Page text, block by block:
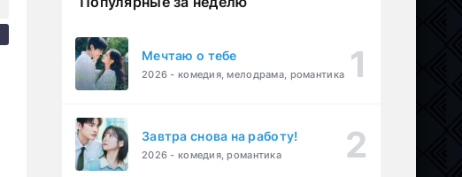
Мечтаю о тебе
2026 - комедия, мелодрама, романтика
Завтра снова на работу!
2026 - комедия, романтика